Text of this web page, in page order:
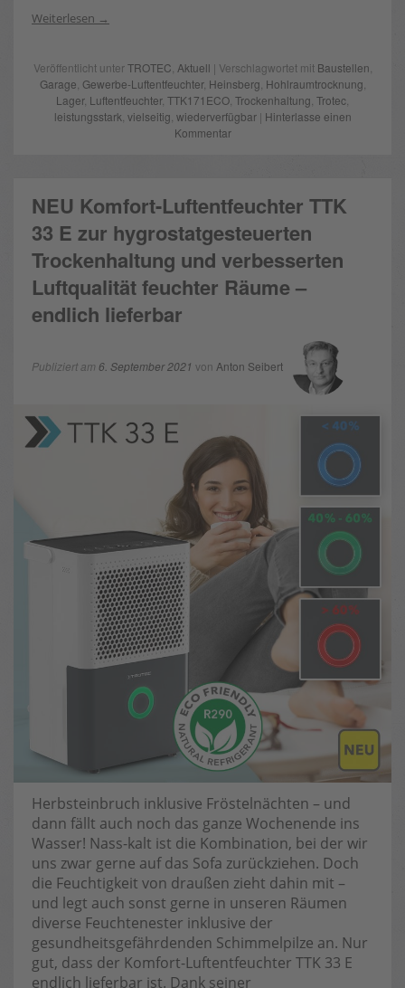
Weiterlesen
Veröffentlicht unterTROTEC Aktuell | Verschlagwortet mit Baustellen
Garage Gewerbe-Luftentfeuchter, Heinsberg Hohlraumtrocknung
Lager, Luftentfeuchter, TTK171ECO Trockenhaltung Trotec
leistungsstark vielseitig wiederverfügbar| Hinterlasse einen
Kommentar
NEU Komfort-Luftentfeuchter TTK
33 E zur hygrostatgesteuerten
Trockenhaltung und verbesserten
Luftqualität feuchter Räume –
endlich lieferbar
Publiziert am 6. September 2021 von Anton Seibert
Herbsteinbruch inklusive Fröstelnächten – und
dann fällt auch noch das ganze Wochenende ins
Wasser! Nass-kalt ist die Kombination, bei der wir
uns zwar gerne auf das Sofa zurückziehen. Doch
die Feuchtigkeit von draußen zieht dahin mit –
und legt auch sonst gerne in unseren Räumen
diverse Feuchtenester inklusive der
gesundheitsgefährdenden Schimmelpilze an. Nur
gut, dass der Komfort-Luftentfeuchter TTK 33 E
endlich lieferbar ist. Dank seiner